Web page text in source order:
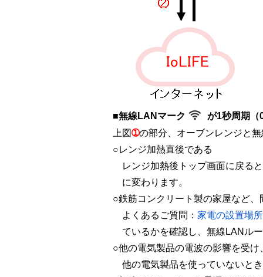
■無線LANマーク
が1秒周期（
上図➀の部分、オーブンレンジと
○レンジ加熱直後である
レンジ加熱後トップ画面に戻る
に変わります。
○鉄筋コンクリート製の家屋など
よくあるご質問： 家電の設置場
ているかを確認し、無線LANル
○他の電気製品の電波の影響を受け
他の電気製品を使っていないと